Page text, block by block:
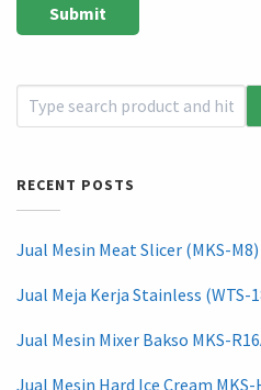
RECENT POSTS
Jual Mesin Meat Slicer (MKS-
Jual Meja Kerja Stainless (WTS-
Jual Mesin Mixer Bakso MKS-
Jual Mesin Hard Ice Cream MKS-